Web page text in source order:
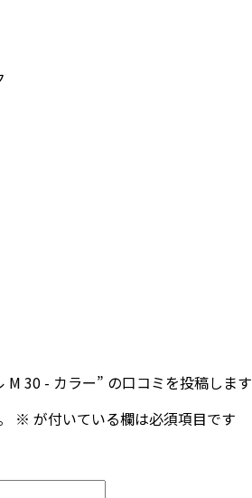
30 - カラー” の口コミを投稿します
※ が付いている欄は必須項目です